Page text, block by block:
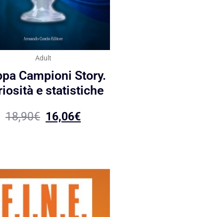
Adult
Campioni Story.
e statistiche
18,90€ 16,06€